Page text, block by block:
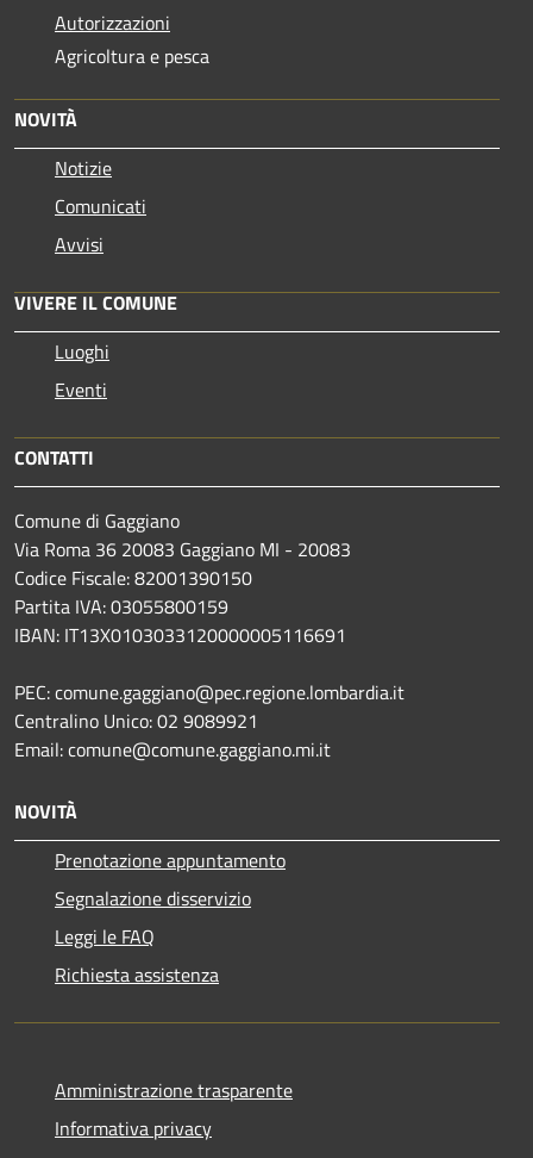
Autorizzazioni
Agricoltura e pesca
NOVITÀ
Notizie
Comunicati
Avvisi
VIVERE IL COMUNE
Luoghi
Eventi
CONTATTI
Comune di Gaggiano
Via Roma 36 20083 Gaggiano MI - 20083
Codice Fiscale: 82001390150
Partita IVA: 03055800159
IBAN: IT13X0103033120000005116691
PEC: comune.gaggiano@pec.regione.lombardia.it
Centralino Unico: 02 9089921
Email: comune@comune.gaggiano.mi.it
NOVITÀ
Prenotazione appuntamento
Segnalazione disservizio
Leggi le FAQ
Richiesta assistenza
Amministrazione trasparente
Informativa privacy